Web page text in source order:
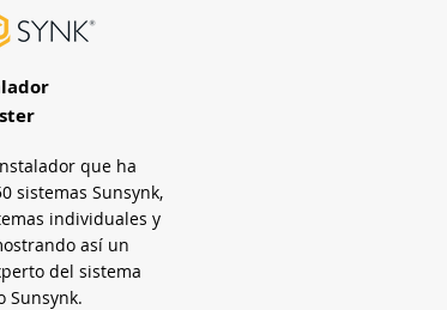
que ha
sistemas Sunsynk,
individuales y
así un
del sistema
Sunsynk.